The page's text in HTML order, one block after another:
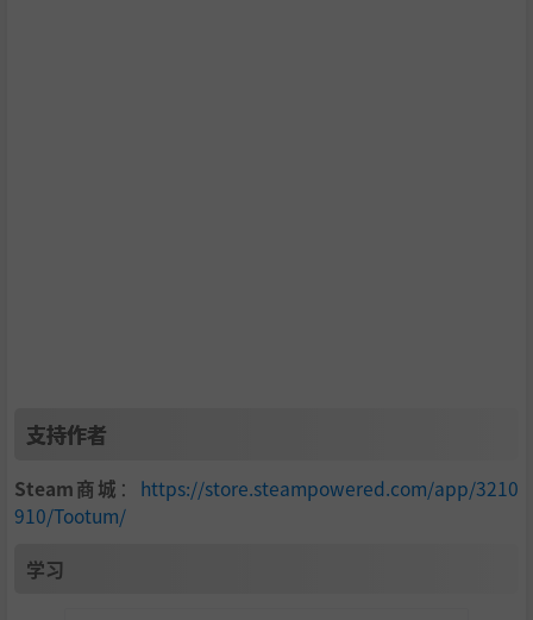
支持作者
Steam商城 ： https://store.steampowered.com/app/3210
910/Tootum/
学习